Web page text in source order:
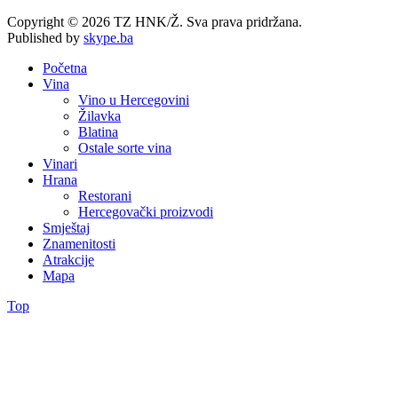
Copyright © 2026 TZ HNK/Ž. Sva prava pridržana.
Published by skype.ba
Početna
Vina
Vino u Hercegovini
Žilavka
Blatina
Ostale sorte vina
Vinari
Hrana
Restorani
Hercegovački proizvodi
Smještaj
Znamenitosti
Atrakcije
Mapa
Top